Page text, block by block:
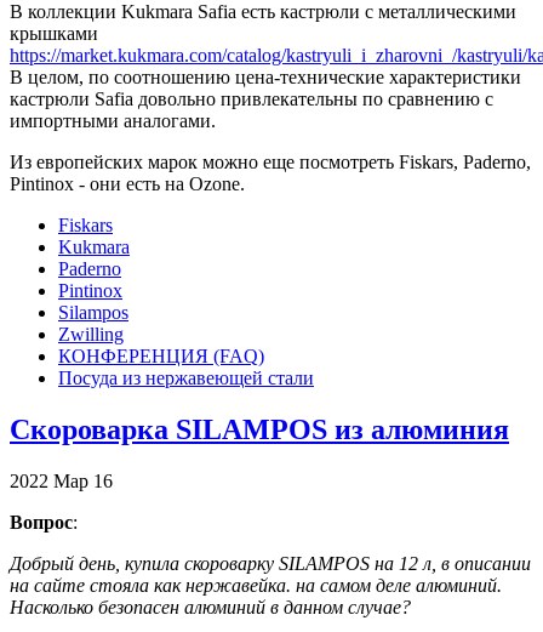
В коллекции Kukmara Safia есть кастрюли с металлическими
крышками
https://market.kukmara.com/catalog/kastryuli_i_zharovni_/kastryuli/
В целом, по соотношению цена-технические характеристики
кастрюли Safia довольно привлекательны по сравнению с
импортными аналогами.
Из европейских марок можно еще посмотреть Fiskars, Paderno,
Pintinox - они есть на Ozonе.
Fiskars
Kukmara
Paderno
Pintinox
Silampos
Zwilling
КОНФЕРЕНЦИЯ (FAQ)
Посуда из нержавеющей стали
Скороварка SILAMPOS из алюминия
2022 Мар 16
Вопрос:
Добрый день, купила скороварку SILAMPOS на 12 л, в описании
на сайте стояла как нержавейка. на самом деле алюминий.
Насколько безопасен алюминий в данном случае?